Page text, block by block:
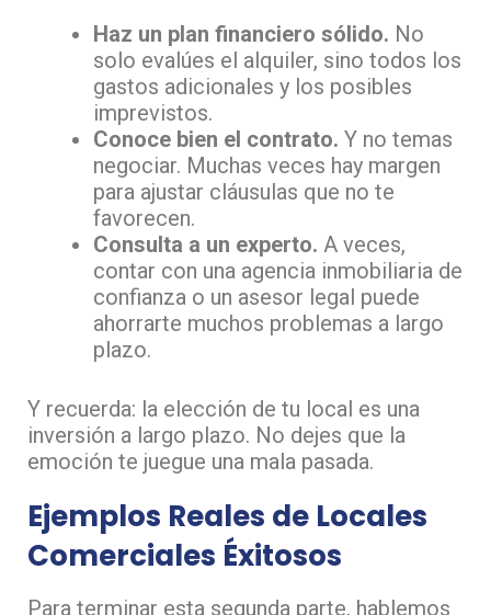
Haz un plan financiero sólido. No
solo evalúes el alquiler, sino todos los
gastos adicionales y los posibles
imprevistos.
Conoce bien el contrato. Y no temas
negociar. Muchas veces hay margen
para ajustar cláusulas que no te
favorecen.
Consulta a un experto. A veces,
contar con una agencia inmobiliaria de
confianza o un asesor legal puede
ahorrarte muchos problemas a largo
plazo.
Y recuerda: la elección de tu local es una
inversión a largo plazo. No dejes que la
emoción te juegue una mala pasada.
Ejemplos Reales de Locales
Comerciales Éxitosos
Para terminar esta segunda parte, hablemos